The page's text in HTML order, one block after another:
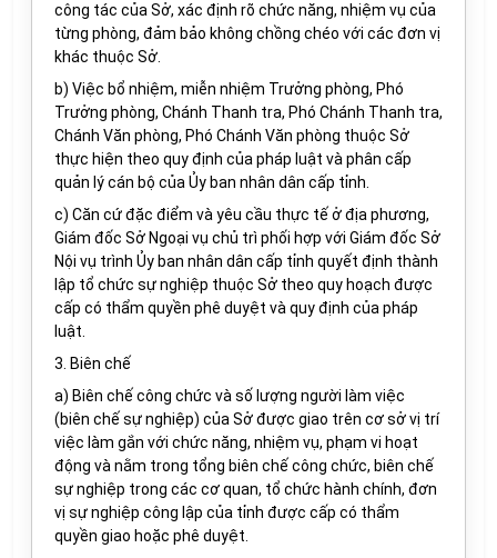
công tác của Sở, xác định rõ chức năng, nhiệm vụ của
từng phòng, đảm bảo không chồng chéo với các đơn vị
khác thuộc Sở.
b) Việc bổ nhiệm, miễn nhiệm Trưởng phòng, Phó
Trưởng phòng, Chánh Thanh tra, Phó Chánh Thanh tra,
Chánh Văn phòng, Phó Chánh Văn phòng thuộc Sở
thực hiện theo quy định của pháp luật và phân cấp
quản lý cán bộ của Ủy ban nhân dân cấp tỉnh.
c) Căn cứ đặc điểm và yêu cầu thực tế ở địa phương,
Giám đốc Sở Ngoại vụ chủ trì phối hợp với Giám đốc Sở
Nội vụ trình Ủy ban nhân dân cấp tỉnh quyết định thành
lập tổ chức sự nghiệp thuộc Sở theo quy hoạch được
cấp có thẩm quyền phê duyệt và quy định của pháp
luật.
3. Biên chế
a) Biên chế công chức và số lượng người làm việc
(biên chế sự nghiệp) của Sở được giao trên cơ sở vị trí
việc làm gắn với chức năng, nhiệm vụ, phạm vi hoạt
động và nằm trong tổng biên chế công chức, biên chế
sự nghiệp trong các cơ quan, tổ chức hành chính, đơn
vị sự nghiệp công lập của tỉnh được cấp có thẩm
quyền giao hoặc phê duyệt.